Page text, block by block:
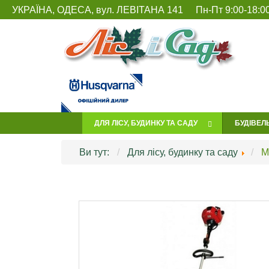
УКРАЇНА, ОДЕСА, вул. ЛЕВІТАНА 141 Пн-Пт 9:00-
ДЛЯ ЛІСУ, БУДИНКУ ТА САДУ
Ви тут: Для лісу, будинку та саду